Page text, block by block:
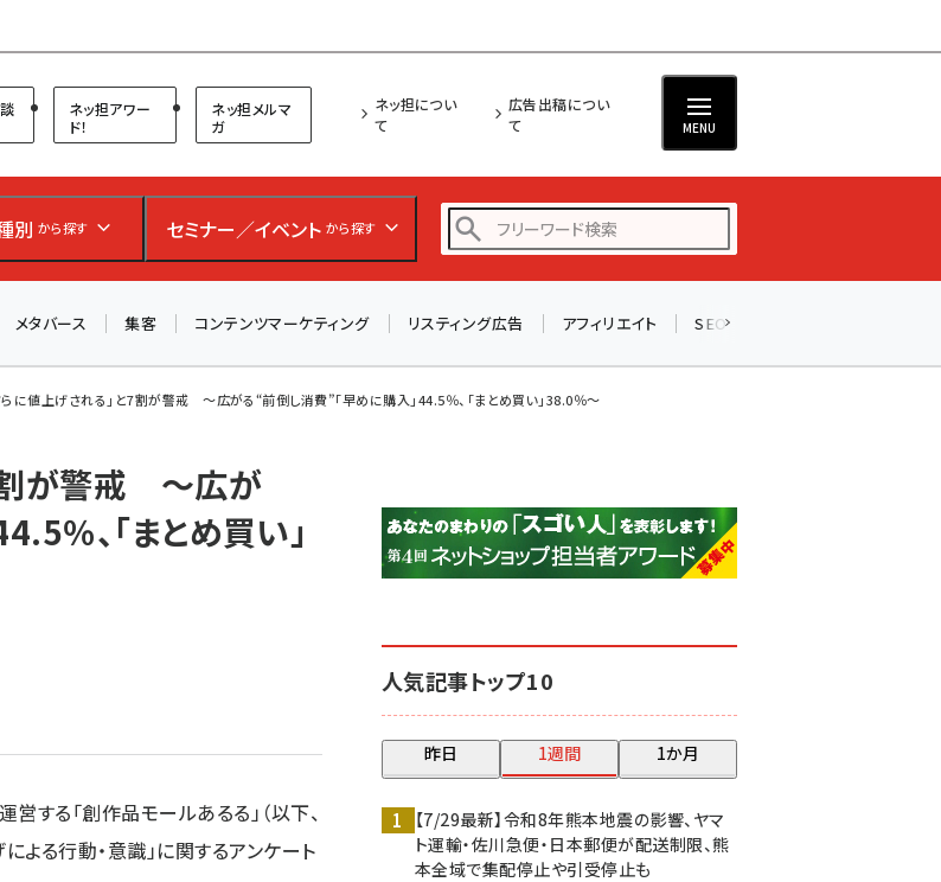
ム
ネッ担アワー
ド！
ネッ担メルマ
ガ
ネッ担につい
て
広告出稿につい
て
MENU
別 から探す セミナー／イベント から探す
アスクル (1119)
base (1077)
メタバース 集客 コンテンツマーケティング リスティング広告 アフィリエイト SEO
らに値上げされる」と7割が警戒 ～広がる“前倒し消費”「早めに購入」44.5％、「まとめ買い」38.0％～
割が警戒 ～広が
％、「まとめ買い」
する「創作品モールあるる」（以下、
よる行動・意識」に関するアンケート
人気記事トップ10
昨日 1週間 1か月
【7/29最新】令和8年熊本地震の影響、ヤマ
ト運輸・佐川急便・日本郵便が配送制限、熊
本全域で集配停止や引受停止も
代行する時代に打つべき「次の一手」とは？
イシックス、元UA責任者が登壇のリアルECセ
ナー（8/26＠東京）【交流会も実施】
ちら↑